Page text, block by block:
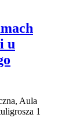
u
Aula
1